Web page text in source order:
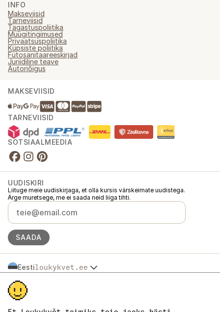
INFO
Makseviisid
Tarneviisid
Tagastuspoliitika
Müügitingimused
Privaatsuspoliitika
Küpsiste poliitika
Fütosanitaareeskirjad
Juriidiline teave
Autoriõigus
MAKSEVIISID
TARNEVIISID
SOTSIAALMEEDIA
UUDISKIRI
Liituge meie uudiskirjaga, et olla kursis värskeimate uudistega.
Ärge muretsege, me ei saada neid liiga tihti.
SAADA
Eestiloukykvet.ee
Slovensko
Polska
Österreich
© 2016 →
Loukykvět s.r.o. on registreeritud Praha linnakohtu äriregistris (osa C,
Osaleme EKO-KOM süsteemis registrinumbriga EKF00180493.